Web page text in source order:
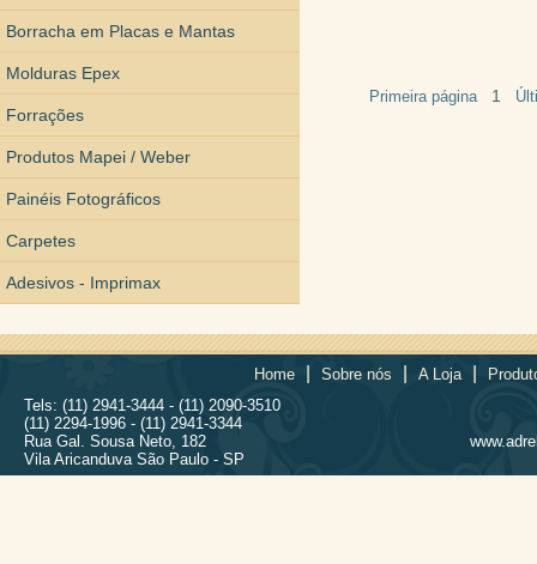
Borracha em Placas e Mantas
Molduras Epex
Forrações
Produtos Mapei / Weber
Painéis Fotográficos
Carpetes
Adesivos - Imprimax
Primeira página 1
Home Sobre nós A Loja
Tels: (11) 2941-3444 - (11) 2090-3510
(11) 2294-1996 - (11) 2941-3344
Rua Gal. Sousa Neto, 182
Vila Aricanduva São Paulo - SP